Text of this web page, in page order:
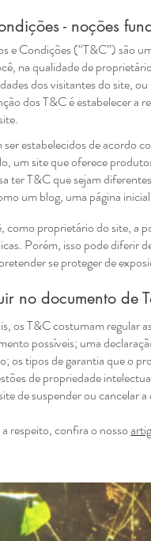
- noções
e Condições (“T&C”) são
na qualidade de
dos visitantes do site,
dos T&C é estabelecer a
estabelecidos de acordo
um site que oferece
ter T&C que sejam
um blog, uma página
como proprietário do site, a
Porém, isso pode diferir
se proteger de
no documento de
os T&C costumam regular
possíveis; uma
os tipos de garantia que o
de propriedade
de suspender ou cancelar
respeito, confira o nosso